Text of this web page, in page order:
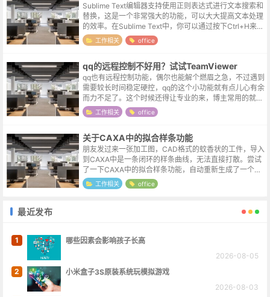
Sublime Text编辑器支持使用正则表达式进行文本搜索和
替换，这是一个非常强大的功能，可以大大提高文本处理
的效率。在Sublime Text中，你可以通过按下Ctrl+H来打
开替换对话框，并点击对话框中的[.*]按钮来启用正则表...
工作相关 office
qq的远程控制不好用？试试TeamViewer
qq也有远程控制功能，偶尔也能解个燃眉之急，不过遇到
需要较长时间稳定硬控，qq的这个小功能就有点儿心有余
而力不足了。这个时候还得让专业的来，博主常用的就是
这个叫TeamViewer的软件。官网地址https://www.team
vie...
工作相关 office
关于CAXA中的拟合样条功能
朋友发过来一张加工图，CAD格式的蚊香状的工件，导入
到CAXA中是一条闭环的样条曲线，无法直接打散。尝试
了一下CAXA中的拟合样条功能，自动重新生成了一个可
编辑标注的图形，严丝合缝。查了一下样条拟合的概念，
大致是将复杂曲线分为多段,段...
工作相关 office
最近发布
1
哪些因素会影响孩子长高
2026-08-05
2
小米盒子3S原装系统玩模拟游戏
2026-08-03